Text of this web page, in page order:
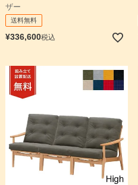
ザー
送料無料
¥336,600税込